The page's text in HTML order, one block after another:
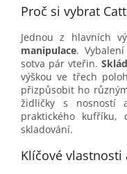
Proč si vybrat
Jednou z hlavních
manipulace.
sotva pár vteřin.
výškou ve třech
přizpůsobit ho
židličky s
praktického kufříku,
skladování.
Klíčové vlastnosti